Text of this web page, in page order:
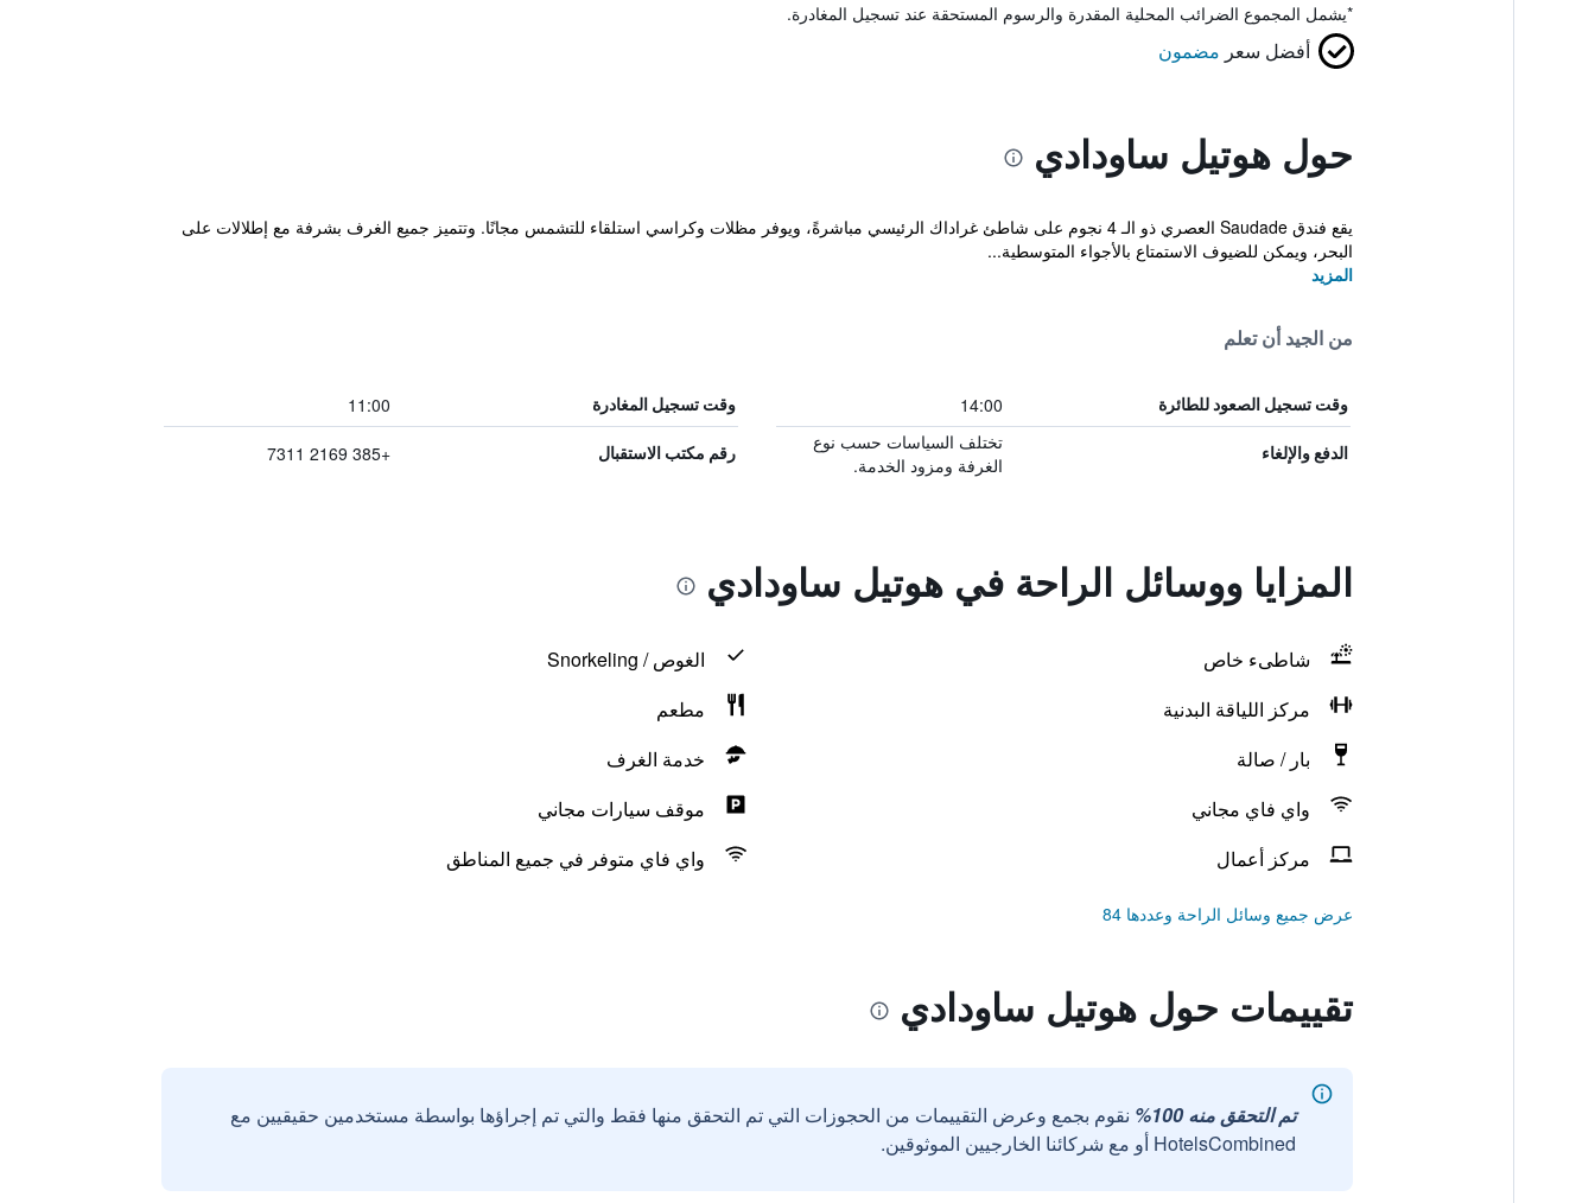
*يشمل المجموع الضرائب المحلية المقدرة والرسوم المستحقة عند تسجيل المغادرة.
أفضل سعر مضمون
حول هوتيل ساودادي
يقع فندق Saudade العصري ذو الـ 4 نجوم على شاطئ غراداك الرئيسي مباشرةً، ويوفر مظلات وكراسي استلقاء للتشمس مجانًا. وتتميز جميع الغرف بشرفة مع إطلالات على
البحر، ويمكن للضيوف الاستمتاع بالأجواء المتوسطية...
المزيد
من الجيد أن تعلم
وقت تسجيل الصعود للطائرة 14:00 وقت تسجيل المغادرة 11:00
الدفع والإلغاء
تختلف السياسات حسب نوع
الغرفة ومزود الخدمة.
رقم مكتب الاستقبال +385 2169 7311
المزايا ووسائل الراحة في هوتيل ساودادي
شاطىء خاص
الغوص / Snorkeling
مركز اللياقة البدنية
مطعم
بار / صالة
خدمة الغرف
واي فاي مجاني
موقف سيارات مجاني
مركز أعمال
واي فاي متوفر في جميع المناطق
عرض جميع وسائل الراحة وعددها 84
تقييمات حول هوتيل ساودادي
تم التحقق منه 100%
نقوم بجمع وعرض التقييمات من الحجوزات التي تم التحقق منها فقط والتي تم إجراؤها بواسطة مستخدمين حقيقيين مع
HotelsCombined أو مع شركائنا الخارجيين الموثوقين.